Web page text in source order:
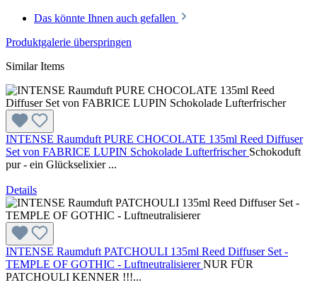
Das könnte Ihnen auch gefallen
Produktgalerie überspringen
Similar Items
INTENSE Raumduft PURE CHOCOLATE 135ml Reed Diffuser
Set von FABRICE LUPIN Schokolade Lufterfrischer Schokoduft
pur - ein Glückselixier ...
Details
INTENSE Raumduft PATCHOULI 135ml Reed Diffuser Set -
TEMPLE OF GOTHIC - LuftneutralisiererNUR FÜR
PATCHOULI KENNER !!!...